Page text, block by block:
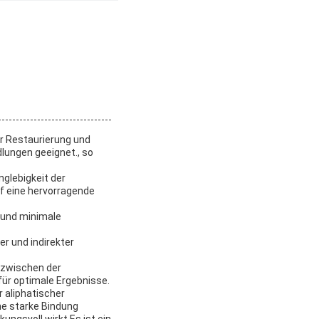
Restaurierung und
geeignet., so
der
hervorragende
minimale
und indirekter
der
optimale Ergebnisse.
aliphatischer
starke Bindung